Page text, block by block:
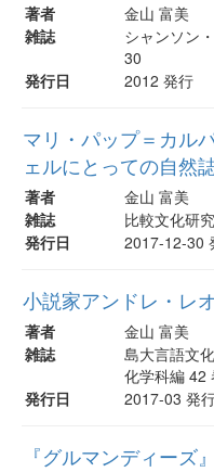
著者
金山 富美
雑誌
シャンソン
30
発行日
2012 発行
マリ・パップ＝カル
ェルにとっての自然
著者
金山 富美
雑誌
比較文化研
発行日
2017-12-30
小説家アンドレ・レ
著者
金山 富美
雑誌
島大言語文
化学科編 42
発行日
2017-03 発
『グルマンディーズ